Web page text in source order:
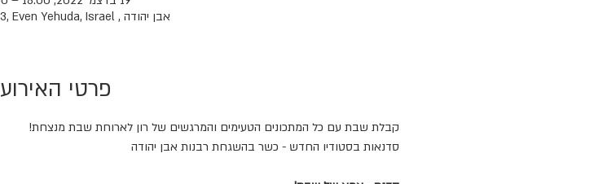
אבן יהודה , Haatzmaut 3, Even Yehuda, Israel
פרטי האירוע
קבלת שבת עם כל המתכונים הטעימים והמרגשים של רון לארוחת שבת מנצחת!
סדנאות בסטודיו החדש - כשר בהשגחת רבנות אבן יהודה